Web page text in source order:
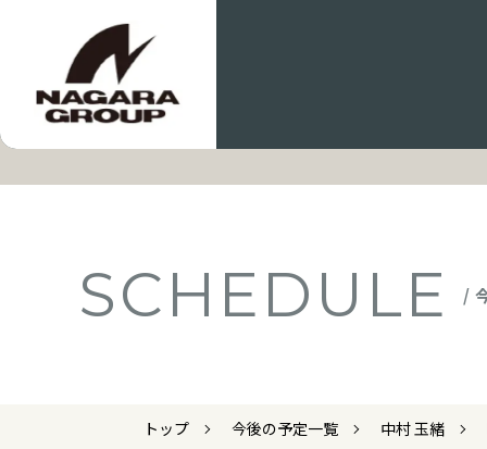
SCHEDULE /
トップ 今後の予定一覧 中村 玉緒